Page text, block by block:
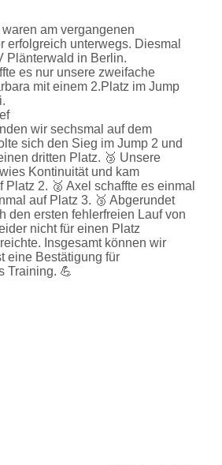
am vergangenen
erfolgreich unterwegs. Diesmal
Plänterwald in Berlin.
es nur unsere zweifache
mit einem 2.Platz im Jump
wir sechsmal auf dem
sich den Sieg im Jump 2 und
dritten Platz. 🥉 Unsere
Kontinuität und kam
2. 🥈 Axel schaffte es einmal
auf Platz 3. 🥉 Abgerundet
den ersten fehlerfreien Lauf von
nicht für einen Platz
Insgesamt können wir
eine Bestätigung für
Training. 💪